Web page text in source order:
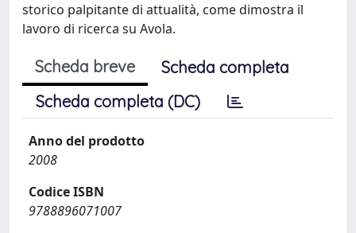
storico palpitante di attualità, come dimostra il
lavoro di ricerca su Avola.
Scheda breve
Scheda completa
Scheda completa (DC)
Anno del prodotto
2008
Codice ISBN
9788896071007